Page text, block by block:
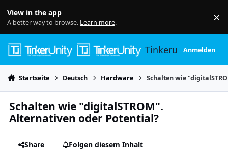
View in the app
A better way to browse. Learn more. ×
TinkerunityAnmelden
Startseite Deutsch Hardware Schalten wie
Schalten wie "digitalSTROM".
Alternativen oder Potential?
Share
Folgen diesem Inhalt